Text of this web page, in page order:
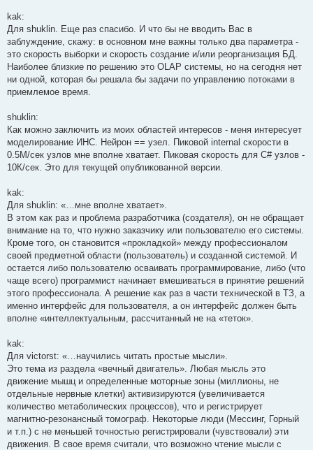
kak:
Для shuklin. Еще раз спасибо. И что бы не вводить Вас в
заблуждение, скажу: в основном мне важны только два параметра -
это скорость выборки и скорость создание и/или реорганизация БД.
Наиболее близкие по решению это OLAP системы, но на сегодня нет
ни одной, которая бы решала бы задачи по управлению потоками в
приемлемое время.
shuklin:
Как можно заключить из моих областей интересов - меня интересует
моделирование ИНС. Нейрон == узел. Пиковой internal скорости в
0.5М/сек узлов мне вполне хватает. Пиковая скорость для C# узлов -
10К/сек. Это для текущей опубликованной версии.
kak:
Для shuklin: «…мне вполне хватает».
В этом как раз и проблема разработчика (создателя), он не обращает
внимание на то, что нужно заказчику или пользователю его системы.
Кроме того, он становится «прокладкой» между профессионалом
своей предметной области (пользователь) и созданной системой. И
остается либо пользователю осваивать программирование, либо (что
чаще всего) программист начинает вмешиваться в принятие решений
этого профессионала. А решение как раз в части технической в ТЗ, а
именно интерфейс для пользователя, а он интерфейс должен быть
вполне «интеллектуальным, рассчитанный не на «теток».
kak:
Для victorst: «…научились читать простые мысли».
Это тема из раздела «вечный двигатель». Любая мысль это
движение мышц и определенные моторные зоны (миллионы, не
отдельные нервные клетки) активизируются (увеличивается
количество метаболических процессов), что и регистрирует
магнитно-резонансный томограф. Некоторые люди (Мессинг, Горный
и т.п.) с не меньшей точностью регистрировали (чувствовали) эти
движения. В свое время считали, что возможно чтение мысли с